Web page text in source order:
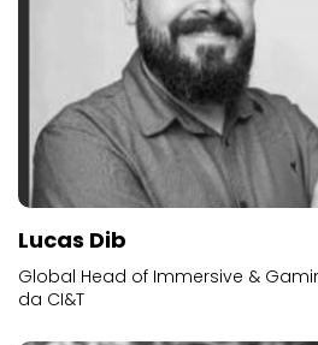
Lucas Dib
Global Head of Immersive &
da CI&T